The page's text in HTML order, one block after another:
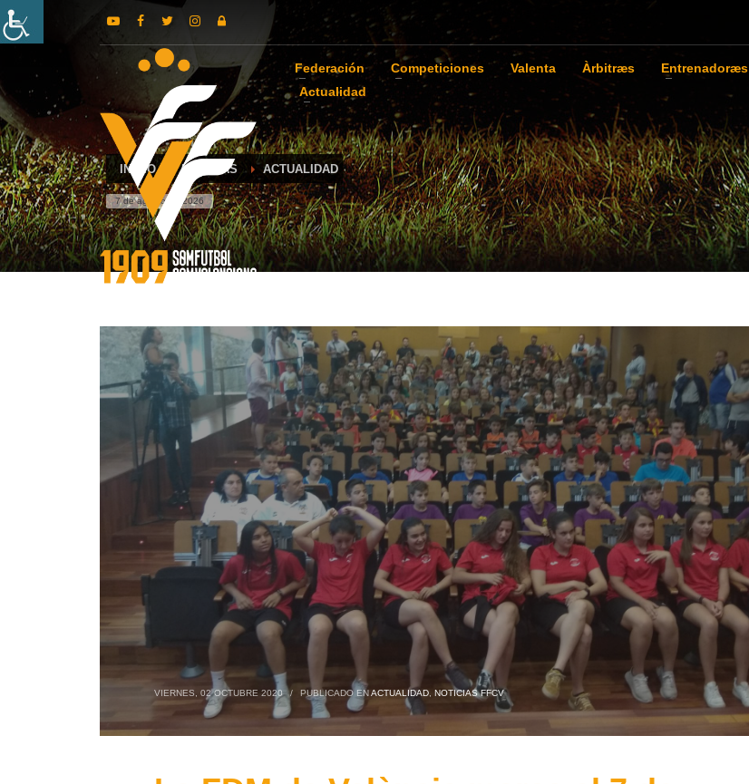
Federación Competiciones Valenta Àrbitræs Entrenadoræs
Actualidad
INICIO NOTICIAS ACTUALIDAD
7 de agosto de 2026
VIERNES, 02 OCTUBRE 2020 / PUBLICADO ENACTUALIDAD, NOTICIAS FFCV